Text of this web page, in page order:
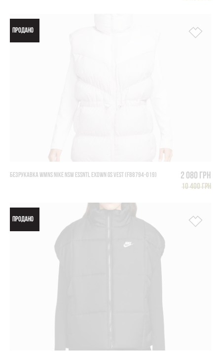
ПРОДАНО
БЕЗРУКАВКА WMNS NIKE NSW ESSNTL EXDWN GS VEST (FB8794-019) 2 080 грн
10 400 грн
ПРОДАНО